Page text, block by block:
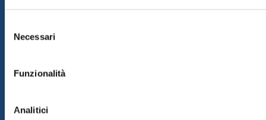
delNecessari
Funzionalità
Analitici